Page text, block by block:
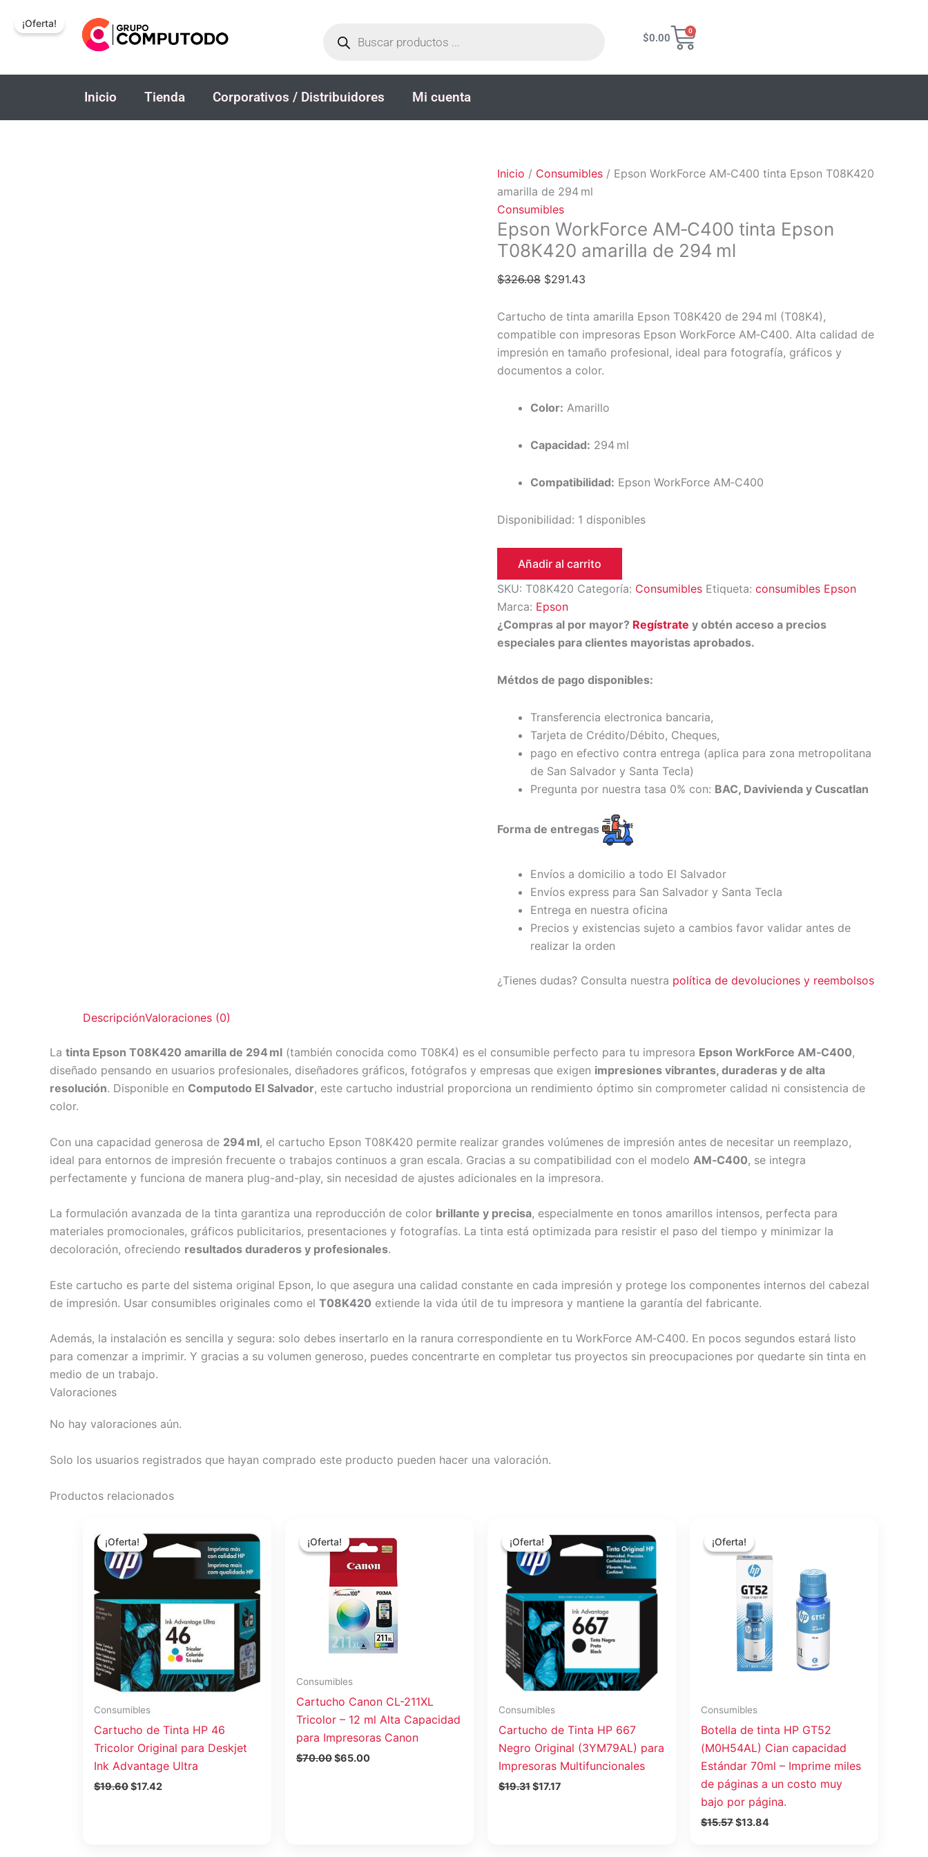
productos
$0.00
0
Carrito
Inicio Tienda Corporativos / Distribuidores Mi cuenta
¡Oferta!
Inicio / Consumibles / Epson WorkForce AM‑C400 tinta Epson T08K420
amarilla de 294 ml
Consumibles
Epson WorkForce AM‑C400 tinta Epson
T08K420 amarilla de 294 ml
$326.08 $291.43
Cartucho de tinta amarilla Epson T08K420 de 294 ml (T08K4),
compatible con impresoras Epson WorkForce AM‑C400. Alta calidad de
impresión en tamaño profesional, ideal para fotografía, gráficos y
documentos a color.
Color: Amarillo
Capacidad: 294 ml
Compatibilidad: Epson WorkForce AM‑C400
Disponibilidad: 1 disponibles
cantidad
Añadir al carrito
SKU: T08K420 Categoría: Consumibles Etiqueta: consumibles Epson
Marca: Epson
¿Compras al por mayor? Regístrate y obtén acceso a precios
especiales para clientes mayoristas aprobados.
Métdos de pago disponibles:
Transferencia electronica bancaria,
Tarjeta de Crédito/Débito, Cheques,
pago en efectivo contra entrega (aplica para zona metropolitana
de San Salvador y Santa Tecla)
Pregunta por nuestra tasa 0% con: BAC, Davivienda y Cuscatlan
Forma de entregas
Envíos a domicilio a todo El Salvador
Envíos express para San Salvador y Santa Tecla
Entrega en nuestra oficina
Precios y existencias sujeto a cambios favor validar antes de
realizar la orden
¿Tienes dudas? Consulta nuestra política de devoluciones y reembolsos
DescripciónValoraciones (0)
La tinta Epson T08K420 amarilla de 294 ml (también conocida como T08K4) es el consumible perfecto para tu impresora Epson WorkForce AM‑C400,
diseñado pensando en usuarios profesionales, diseñadores gráficos, fotógrafos y empresas que exigen impresiones vibrantes, duraderas y de alta
resolución. Disponible en Computodo El Salvador, este cartucho industrial proporciona un rendimiento óptimo sin comprometer calidad ni consistencia de
color.
Con una capacidad generosa de 294 ml, el cartucho Epson T08K420 permite realizar grandes volúmenes de impresión antes de necesitar un reemplazo,
ideal para entornos de impresión frecuente o trabajos continuos a gran escala. Gracias a su compatibilidad con el modelo AM‑C400, se integra
perfectamente y funciona de manera plug-and-play, sin necesidad de ajustes adicionales en la impresora.
La formulación avanzada de la tinta garantiza una reproducción de color brillante y precisa, especialmente en tonos amarillos intensos, perfecta para
materiales promocionales, gráficos publicitarios, presentaciones y fotografías. La tinta está optimizada para resistir el paso del tiempo y minimizar la
decoloración, ofreciendo resultados duraderos y profesionales.
Este cartucho es parte del sistema original Epson, lo que asegura una calidad constante en cada impresión y protege los componentes internos del cabezal
de impresión. Usar consumibles originales como el T08K420 extiende la vida útil de tu impresora y mantiene la garantía del fabricante.
Además, la instalación es sencilla y segura: solo debes insertarlo en la ranura correspondiente en tu WorkForce AM‑C400. En pocos segundos estará listo
para comenzar a imprimir. Y gracias a su volumen generoso, puedes concentrarte en completar tus proyectos sin preocupaciones por quedarte sin tinta en
medio de un trabajo.
Valoraciones
No hay valoraciones aún.
Solo los usuarios registrados que hayan comprado este producto pueden hacer una valoración.
Productos relacionados
¡Oferta!
¡Oferta!
Consumibles
Cartucho de Tinta HP 46
Tricolor Original para Deskjet
Ink Advantage Ultra
$19.60
precio
original
era:
$19.60.
$17.42
precio
actual
es:
¡Oferta!
¡Oferta!
Consumibles
Cartucho Canon CL-211XL
Tricolor – 12 ml Alta Capacidad
para Impresoras Canon
$70.00
precio
original
era:
$70.00.
$65.00
precio
actual
es:
$65.00.
¡Oferta!
¡Oferta!
Consumibles
Cartucho de Tinta HP 667
Negro Original (3YM79AL) para
Impresoras Multifuncionales
$19.31
precio
original
era:
$19.31.
$17.17
precio
actual
¡Oferta!
¡Oferta!
Consumibles
Botella de tinta HP GT52
(M0H54AL) Cian capacidad
Estándar 70ml – Imprime miles
de páginas a un costo muy
bajo por página.
$15.57
precio
original
era:
$15.57.
$13.84
es:
$13.84.